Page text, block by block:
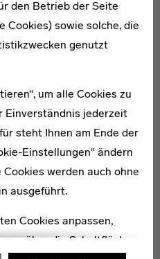
den Betrieb der Seite
Cookies) sowie solche, die
genutzt
um alle Cookies zu
Einverständnis jederzeit
steht Ihnen am Ende der
Einstellungen" ändern
werden auch ohne
ausgeführt.
Cookies anpassen,
über die Schaltfläche